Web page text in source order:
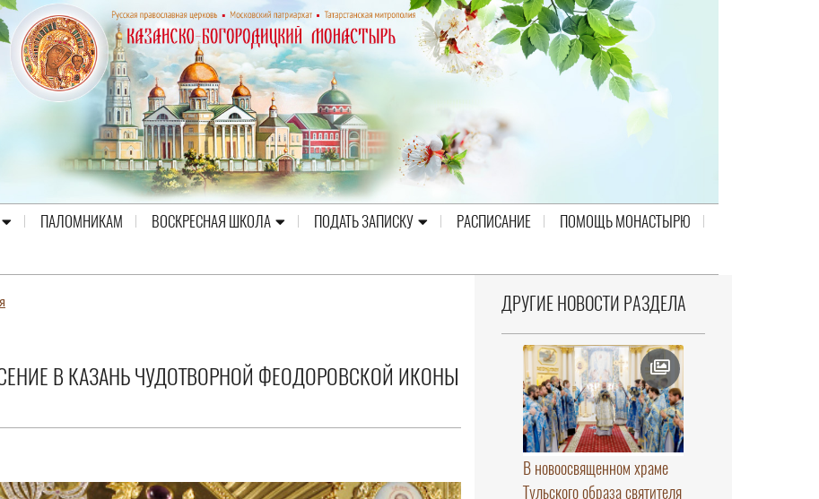
ПАЛОМНИКАМ ВОСКРЕСНАЯ ШКОЛА ПОДАТЬ ЗАПИСКУ РАСПИСАНИЕ
ПОМОЩЬ МОНАСТЫРЮ
В КАЗАНЬ ЧУДОТВОРНОЙ ФЕОДОРОВСКОЙ ИКОНЫ
ДРУГИЕ НОВОСТИ РАЗДЕЛА
В новоосвященном храме
Тульского образа святителя